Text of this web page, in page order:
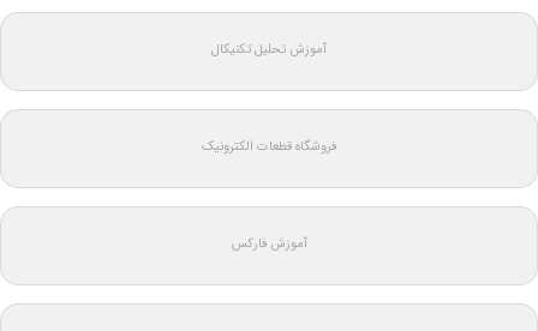
آموزش تحلیل تکنیکال
فروشگاه قطعات الکترونیک
آموزش فارکس